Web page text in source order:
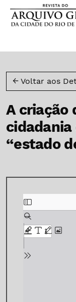
Ir para o menu de
Ir para o conteúdo
Ir para o rodapé
← Voltar aos
A criação
“estado